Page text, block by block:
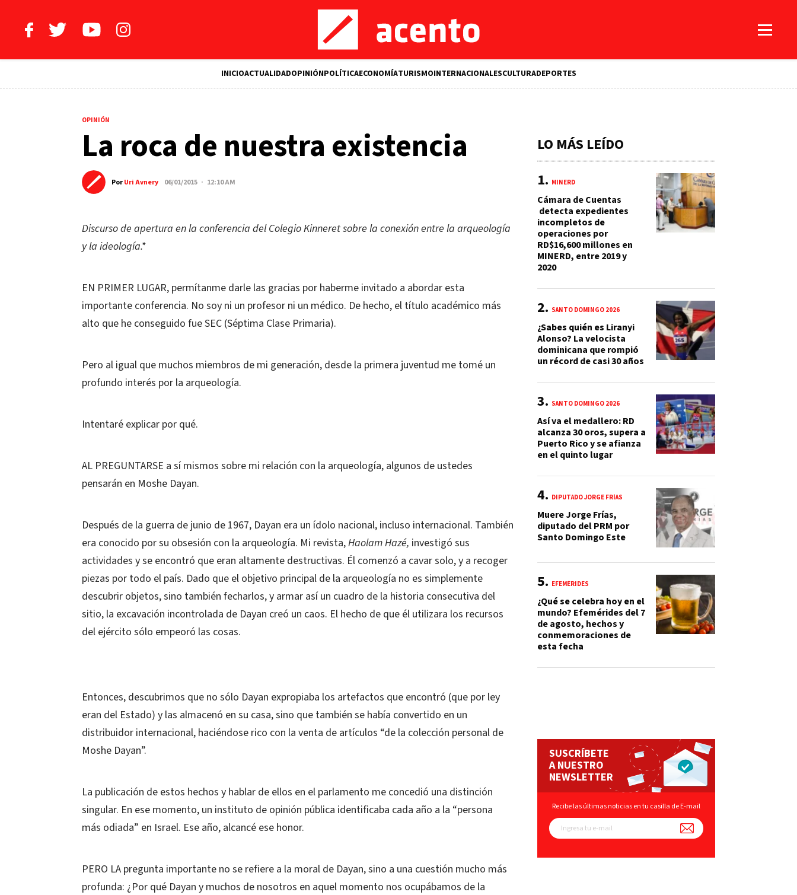
INICIOACTUALIDADOPINIÓNPOLÍTICAECONOMÍATURISMOINTERNACIONALESCULTURADEPORTES
OPINIÓN
La roca de nuestra existencia
PorUri Avnery 06/01/2015 · 12:10 AM
Discurso de apertura en la conferencia del Colegio Kinneret sobre la conexión entre la arqueología
y la ideología.*
EN PRIMER LUGAR, permítanme darle las gracias por haberme invitado a abordar esta
importante conferencia. No soy ni un profesor ni un médico. De hecho, el título académico más
alto que he conseguido fue SEC (Séptima Clase Primaria).
Pero al igual que muchos miembros de mi generación, desde la primera juventud me tomé un
profundo interés por la arqueología.
Intentaré explicar por qué.
AL PREGUNTARSE a sí mismos sobre mi relación con la arqueología, algunos de ustedes
pensarán en Moshe Dayan.
Después de la guerra de junio de 1967, Dayan era un ídolo nacional, incluso internacional. También
era conocido por su obsesión con la arqueología. Mi revista,Haolam Hazé, investigó sus
actividades y se encontró que eran altamente destructivas. Él comenzó a cavar solo, y a recoger
piezas por todo el país. Dado que el objetivo principal de la arqueología no es simplemente
descubrir objetos, sino también fecharlos, y armar así un cuadro de la historia consecutiva del
sitio, la excavación incontrolada de Dayan creó un caos. El hecho de que él utilizara los recursos
del ejército sólo empeoró las cosas.
Entonces, descubrimos que no sólo Dayan expropiaba los artefactos que encontró (que por ley
eran del Estado) y las almacenó en su casa, sino que también se había convertido en un
distribuidor internacional, haciéndose rico con la venta de artículos “de la colección personal de
Moshe Dayan”.
La publicación de estos hechos y hablar de ellos en el parlamento me concedió una distinción
singular. En ese momento, un instituto de opinión pública identificaba cada año a la “persona
más odiada” en Israel. Ese año, alcancé ese honor.
PERO LA pregunta importante no se refiere a la moral de Dayan, sino a una cuestión mucho más
profunda: ¿Por qué Dayan y muchos de nosotros en aquel momento nos ocupábamos de la
LO MÁS LEÍDO
MINERD
Cámara de Cuentas
detecta expedientes
incompletos de
operaciones por
RD$16,600 millones en
MINERD, entre 2019 y
2020
SANTO DOMINGO 2026
¿Sabes quién es Liranyi
Alonso? La velocista
dominicana que rompió
un récord de casi 30 años
SANTO DOMINGO 2026
Así va el medallero: RD
alcanza 30 oros, supera a
Puerto Rico y se afianza
en el quinto lugar
DIPUTADO JORGE FRÍAS
Muere Jorge Frías,
diputado del PRM por
Santo Domingo Este
EFEMÉRIDES
¿Qué se celebra hoy en el
mundo? Efemérides del 7
de agosto, hechos y
conmemoraciones de
esta fecha
SUSCRÍBETE
A NUESTRO
NEWSLETTER
Recibe las últimas noticias en tu casilla de E-mail